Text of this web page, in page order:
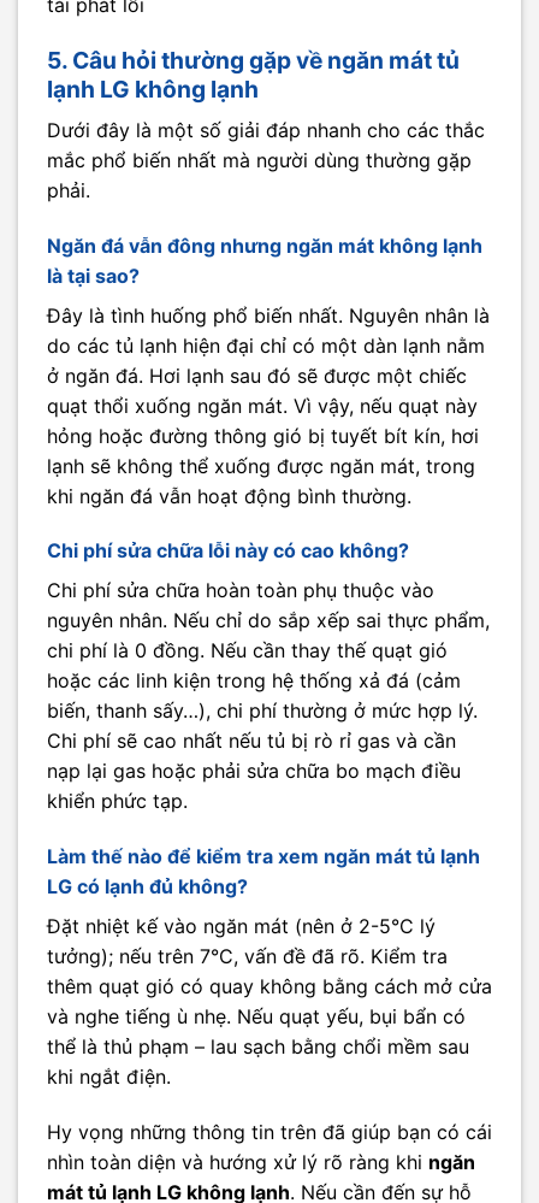
tái phát lỗi
5. Câu hỏi thường gặp về ngăn mát tủ
lạnh LG không lạnh
Dưới đây là một số giải đáp nhanh cho các thắc
mắc phổ biến nhất mà người dùng thường gặp
phải.
Ngăn đá vẫn đông nhưng ngăn mát không lạnh
là tại sao?
Đây là tình huống phổ biến nhất. Nguyên nhân là
do các tủ lạnh hiện đại chỉ có một dàn lạnh nằm
ở ngăn đá. Hơi lạnh sau đó sẽ được một chiếc
quạt thổi xuống ngăn mát. Vì vậy, nếu quạt này
hỏng hoặc đường thông gió bị tuyết bít kín, hơi
lạnh sẽ không thể xuống được ngăn mát, trong
khi ngăn đá vẫn hoạt động bình thường.
Chi phí sửa chữa lỗi này có cao không?
Chi phí sửa chữa hoàn toàn phụ thuộc vào
nguyên nhân. Nếu chỉ do sắp xếp sai thực phẩm,
chi phí là 0 đồng. Nếu cần thay thế quạt gió
hoặc các linh kiện trong hệ thống xả đá (cảm
biến, thanh sấy…), chi phí thường ở mức hợp lý.
Chi phí sẽ cao nhất nếu tủ bị rò rỉ gas và cần
nạp lại gas hoặc phải sửa chữa bo mạch điều
khiển phức tạp.
Làm thế nào để kiểm tra xem ngăn mát tủ lạnh
LG có lạnh đủ không?
Đặt nhiệt kế vào ngăn mát (nên ở 2-5°C lý
tưởng); nếu trên 7°C, vấn đề đã rõ. Kiểm tra
thêm quạt gió có quay không bằng cách mở cửa
và nghe tiếng ù nhẹ. Nếu quạt yếu, bụi bẩn có
thể là thủ phạm – lau sạch bằng chổi mềm sau
khi ngắt điện.
Hy vọng những thông tin trên đã giúp bạn có cái
nhìn toàn diện và hướng xử lý rõ ràng khi ngăn
mát tủ lạnh LG không lạnh. Nếu cần đến sự hỗ